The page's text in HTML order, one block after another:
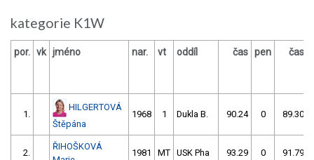
kategorie K1W
por. vk jméno nar. vt oddíl čas pen čas
1.
HILGERTOVÁ
Štěpána
1968 1 Dukla B. 90.24 0 89.30
2.
ŘIHOŠKOVÁ
1981 MT USK Pha 93.29 0 91.79